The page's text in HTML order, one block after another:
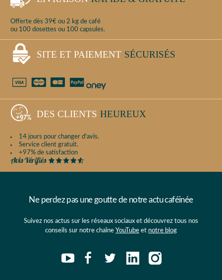
Offerte dès 39€ ou 2 kg de café
ou 100 dosettes ou 100 capsules.
SITE ET PAIEMENT SÉCURISÉS
DES CLIENTS HEUREUX
14 jours pour changer d'avis.
Service client gratuit.
+97% de satisfaction
Ne perdez pas une goutte de notre actu caféinée
Suivez nos actus sur les réseaux sociaux et découvrez tous nos
conseils sur notre chaîne YouTube et notre blog